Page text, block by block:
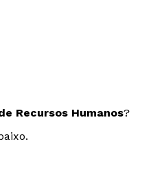
Recursos Humanos?